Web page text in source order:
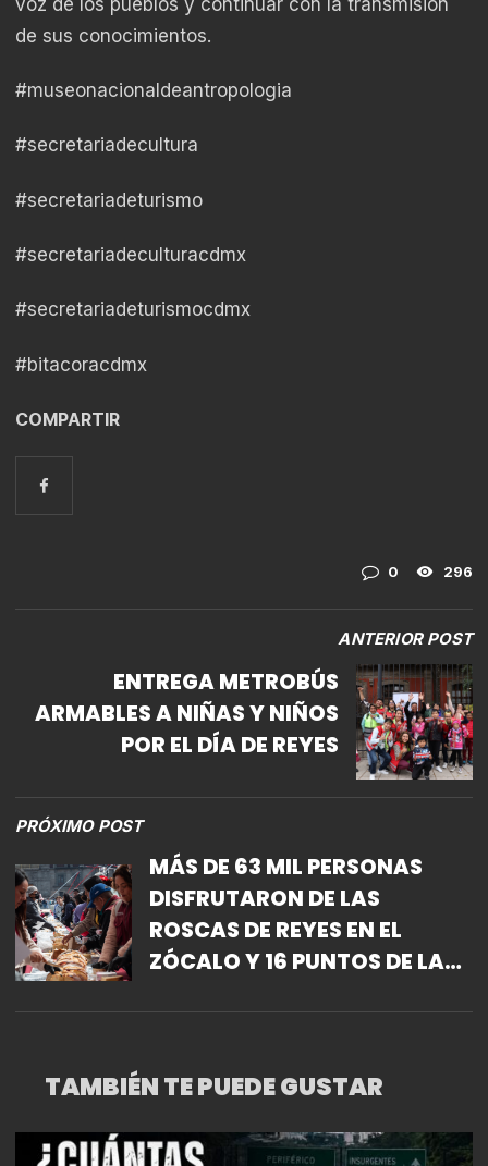
de sus conocimientos.
#museonacionaldeantropologia
#secretariadecultura
#secretariadeturismo
#secretariadeculturacdmx
#secretariadeturismocdmx
#bitacoracdmx
COMPARTIR
0 296
ANTERIOR POST
ENTREGA METROBÚS
ARMABLES A NIÑAS Y NIÑOS
POR EL DÍA DE REYES
PRÓXIMO POST
MÁS DE 63 MIL PERSONAS
DISFRUTARON DE LAS
ROSCAS DE REYES EN EL
ZÓCALO Y 16 PUNTOS DE LA
TAMBIÉN TE PUEDE GUSTAR